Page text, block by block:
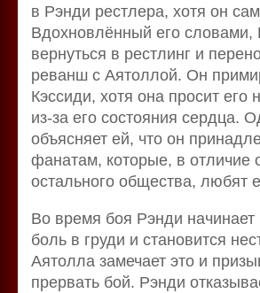
в Рэнди рестлера, хотя он
Вдохновлённый его словами,
вернуться в рестлинг и
реванш с Аятоллой. Он
Кэссиди, хотя она просит его
из-за его состояния сердца.
объясняет ей, что он
фанатам, которые, в отличие
остального общества, любят
Во время боя Рэнди начинает
боль в груди и становится
Аятолла замечает это и
прервать бой. Рэнди